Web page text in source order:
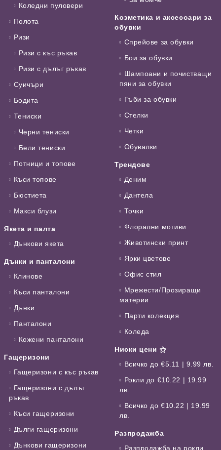
Коледни пуловери
Полота
Ризи
Ризи с къс ръкав
Ризи с дълъг ръкав
Суичъри
Бодита
Тениски
Черни тениски
Бели тениски
Потници и топове
Къси топове
Бюстиета
Макси блузи
Якета и палта
Дънкови якета
Дънки и панталони
Клинове
Къси панталони
Дънки
Панталони
Кожени панталони
Гащеризони
Гащеризони с къс ръкав
Гащеризони с дълъг
ръкав
Къси гащеризони
Дълги гащеризони
Дънкови гащеризони
Козметика и аксесоари за
обувки
Спрейове за обувки
Бои за обувки
Шампоани и почистващи
пяни за обувки
Гъби за обувки
Стелки
Четки
Обувалки
Трендове
Деним
Дантела
Точки
Флорални мотиви
Животински принт
Ярки цветове
Офис стил
Мрежести/Прозиращи
материи
Парти колекция
Коледа
Ниски цени ⚝
Всичко до €5.11 | 9.99 лв.
Рокли до €10.22 | 19.99
лв.
Всичко до €10.22 | 19.99
лв.
Разпродажба
Разпродажба на рокли